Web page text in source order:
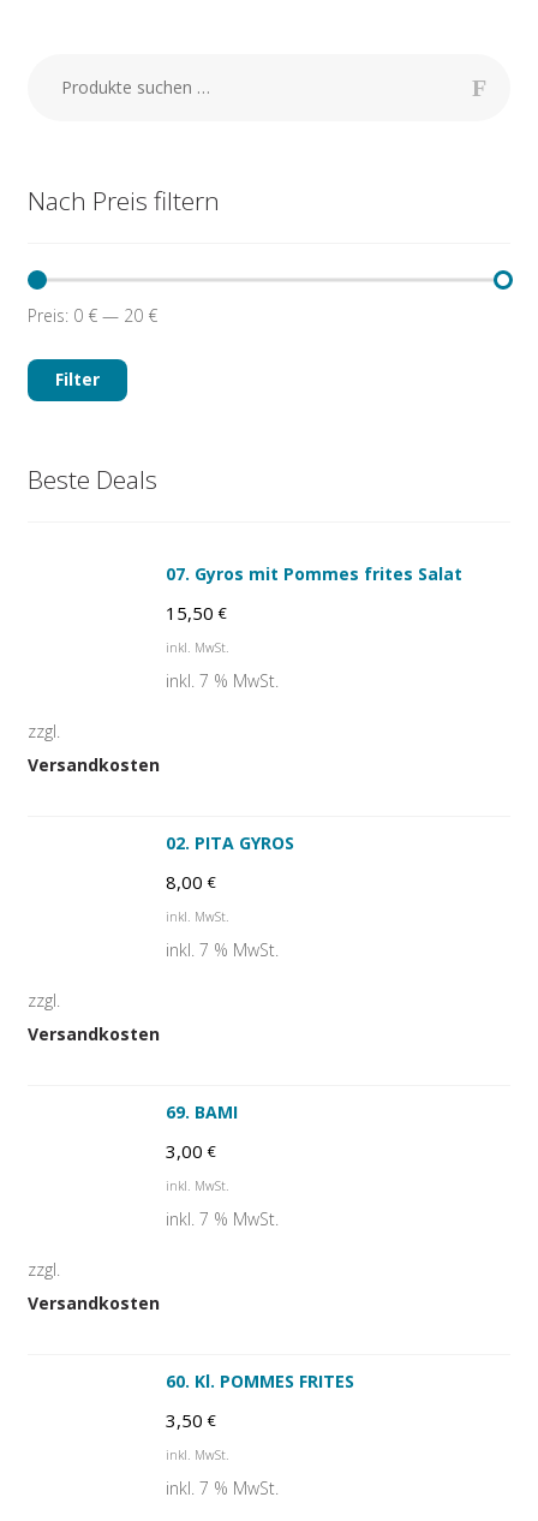
Nach Preis filtern
Preis
PreisFilter
Preis: 0 € — 20 €
Beste Deals
07. Gyros mit Pommes frites Salat
15,50 €
inkl. MwSt.
inkl. 7 % MwSt.
zzgl.
Versandkosten
02. PITA GYROS
8,00 €
inkl. MwSt.
inkl. 7 % MwSt.
zzgl.
Versandkosten
69. BAMI
3,00 €
inkl. MwSt.
inkl. 7 % MwSt.
zzgl.
Versandkosten
60. Kl. POMMES FRITES
3,50 €
inkl. MwSt.
inkl. 7 % MwSt.